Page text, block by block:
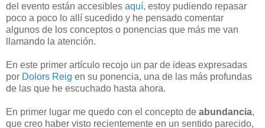
del evento están accesibles aquí, estoy pudiendo repasar
poco a poco lo allí sucedido y he pensado comentar
algunos de los conceptos o ponencias que más me van
llamando la atención.
En este primer artículo recojo un par de ideas expresadas
por Dolors Reig en su ponencia, una de las más profundas
de las que he escuchado hasta ahora.
En primer lugar me quedo con el concepto de abundancia,
que creo haber visto recientemente en un sentido parecido,